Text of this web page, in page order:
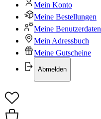
Mein Konto
Meine Bestellungen
Meine Benutzerdaten
Mein Adressbuch
Meine Gutscheine
Abmelden